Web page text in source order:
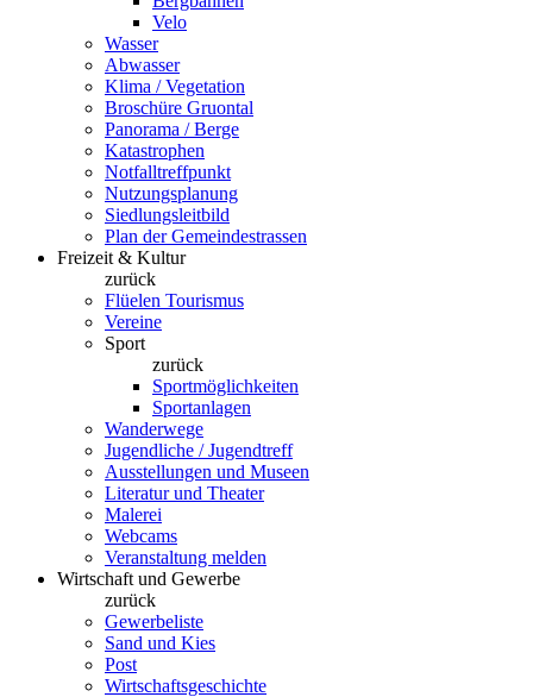
Velo
Wasser
Abwasser
Klima / Vegetation
Broschüre Gruontal
Panorama / Berge
Katastrophen
Notfalltreffpunkt
Nutzungsplanung
Siedlungsleitbild
Plan der Gemeindestrassen
Freizeit & Kultur
zurück
Flüelen Tourismus
Vereine
Sport
zurück
Sportmöglichkeiten
Sportanlagen
Wanderwege
Jugendliche / Jugendtreff
Ausstellungen und Museen
Literatur und Theater
Malerei
Webcams
Veranstaltung melden
Wirtschaft und Gewerbe
zurück
Gewerbeliste
Sand und Kies
Post
Wirtschaftsgeschichte